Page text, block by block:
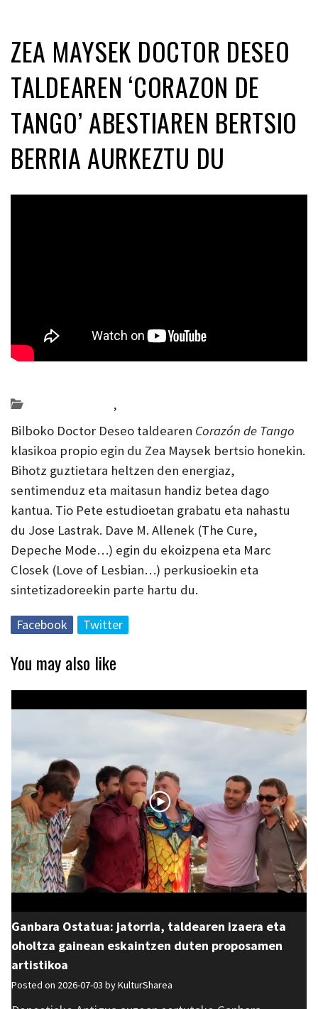
ZEA MAYSEK DOCTOR DESEO
TALDEAREN ‘CORAZON DE
TANGO’ ABESTIAREN BERTSIO
BERRIA AURKEZTU DU
,
Bilboko Doctor Deseo taldearen Corazón de Tango
klasikoa propio egin du Zea Maysek bertsio honekin.
Bihotz guztietara heltzen den energiaz,
sentimenduz eta maitasun handiz betea dago
kantua. Tio Pete estudioetan grabatu eta nahastu
du Jose Lastrak. Dave M. Allenek (The Cure,
Depeche Mode…) egin du ekoizpena eta Marc
Closek (Love of Lesbian…) perkusioekin eta
sintetizadoreekin parte hartu du.
Facebook Twitter
You may also like
Ganbara Ostatua: jatorria, taldearen izaera eta
oholtza gainean eskaintzen duten proposamen
artistikoa
Posted on 2026-07-03 byKulturSharea